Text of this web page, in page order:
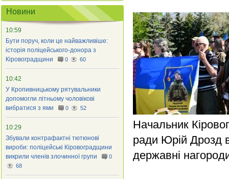
Начальник
ради Юрій Дрозд
державні
Новини
10:59
Бути поруч, коли це найважливіше:
історія поліцейського-донора з
Кіровоградщини
0 60
10:42
У Кропивницькому рятувальники
допомогли літньому чоловікові
вибратися з ями
0 52
10:29
Збували контрафактні тютюнові
вироби: поліцейські Кіровоградщини
викрили членів злочинної групи
0
68